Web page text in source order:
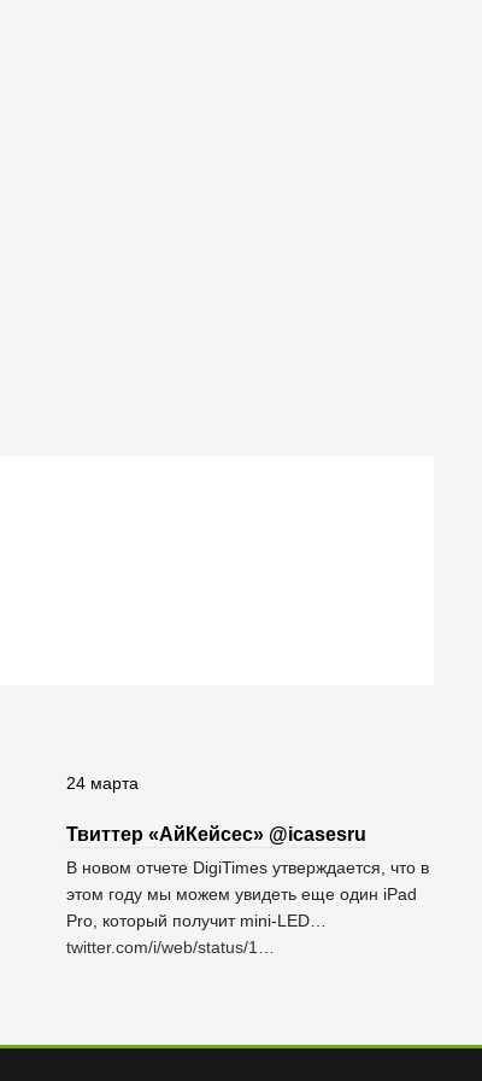
24 марта
Твиттер «АйКейсес» ‏@icasesru
В новом отчете DigiTimes утверждается, что в
этом году мы можем увидеть еще один iPad
Pro, который получит mini-LED…
twitter.com/i/web/status/1…